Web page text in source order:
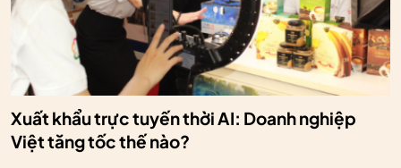
Xuất khẩu trực tuyến thời AI: Doanh nghiệp
Việt tăng tốc thế nào?